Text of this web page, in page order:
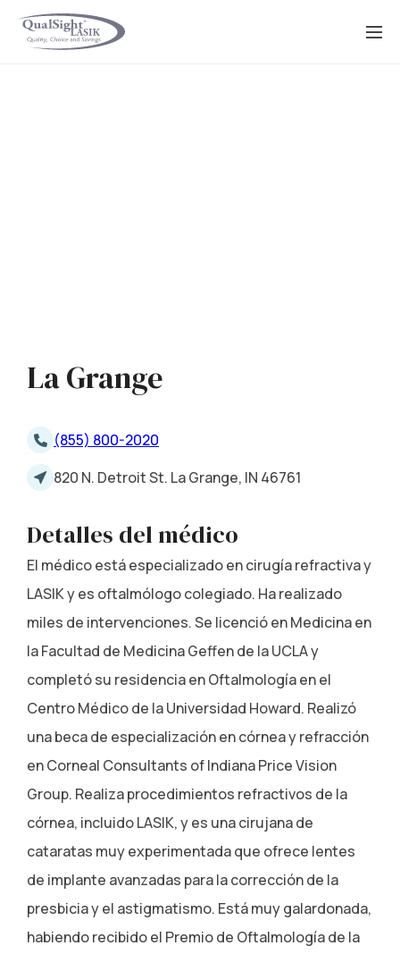
Saltar
La Grange
(855) 800-2020
820 N. Detroit St. La Grange, IN 46761
Detalles del médico
El médico está especializado en cirugía refractiva y
LASIK y es oftalmólogo colegiado. Ha realizado
miles de intervenciones. Se licenció en Medicina en
la Facultad de Medicina Geffen de la UCLA y
completó su residencia en Oftalmología en el
Centro Médico de la Universidad Howard. Realizó
una beca de especialización en córnea y refracción
en Corneal Consultants of Indiana Price Vision
Group. Realiza procedimientos refractivos de la
córnea, incluido LASIK, y es una cirujana de
cataratas muy experimentada que ofrece lentes
de implante avanzadas para la corrección de la
presbicia y el astigmatismo. Está muy galardonada,
habiendo recibido el Premio de Oftalmología de la